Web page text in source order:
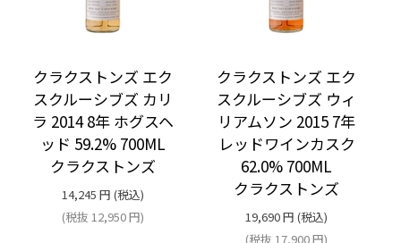
クラクストンズ エク
スクルーシブズ カリ
ラ 2014 8年 ホグスヘ
ッド 59.2% 700ML
クラクストンズ
14,245 円 (税込)
(税抜 12,950円)
クラクストンズ エク
スクルーシブズ ウィ
リアムソン 2015 7年
レッドワインカスク
62.0% 700ML
クラクストンズ
19,690円 (税込)
(税抜 17,900円)